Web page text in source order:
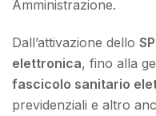
Amministrazione.
Dall’attivazione dello
elettronica, fino alla
fascicolo sanitario
previdenziali e altro